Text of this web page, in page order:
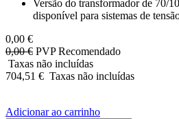
Versão do transformador de 70/
disponível para sistemas de
0,00 €
0,00€ PVP Recomendado
Taxas não incluídas
704,51 € Taxas não incluídas
Adicionar ao carrinho